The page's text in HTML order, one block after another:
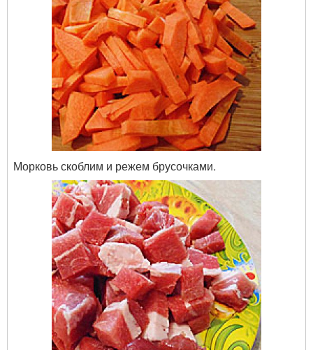
Морковь скоблим и режем брусочками.